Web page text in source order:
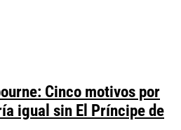
Cinco motivos por
igual sin El Príncipe de